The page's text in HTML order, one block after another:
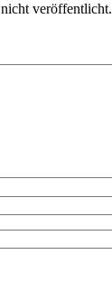
veröffentlicht.